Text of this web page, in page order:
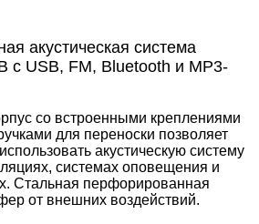
акустическая система
с USB, FM, Bluetooth и MP3-
со встроенными креплениями
для переноски позволяет
акустическую систему
системах оповещения и
Стальная перфорированная
от внешних воздействий.